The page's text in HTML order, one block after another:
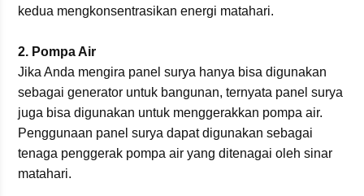
kedua mengkonsentrasikan energi matahari.
2. Pompa Air
Jika Anda mengira panel surya hanya bisa digunakan
sebagai generator untuk bangunan, ternyata panel surya
juga bisa digunakan untuk menggerakkan pompa air.
Penggunaan panel surya dapat digunakan sebagai
tenaga penggerak pompa air yang ditenagai oleh sinar
matahari.